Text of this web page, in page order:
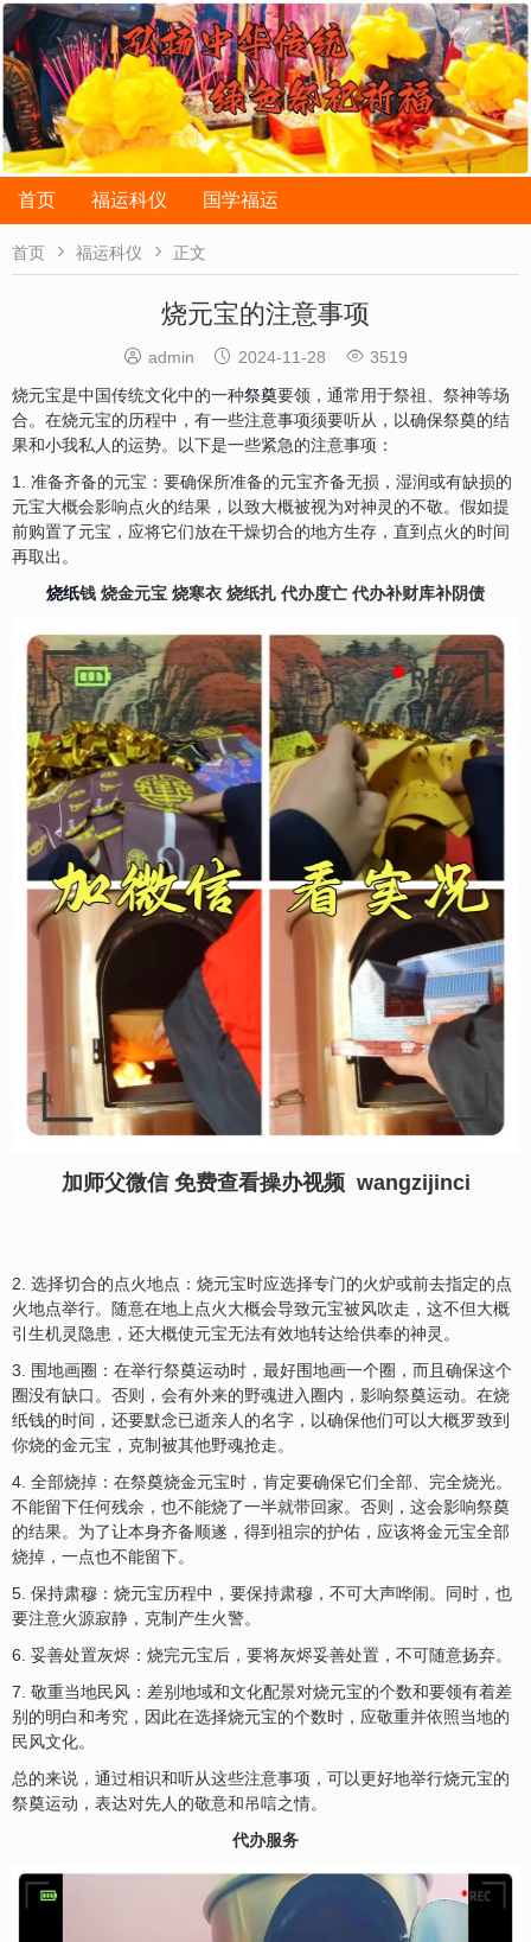
首页 福运科仪 国学福运
首页  福运科仪  正文
烧元宝的注意事项
 admin  2024-11-28  3519
烧元宝是中国传统文化中的一种祭奠要领，通常用于祭祖、祭神等场
合。在烧元宝的历程中，有一些注意事项须要听从，以确保祭奠的结
果和小我私人的运势。以下是一些紧急的注意事项：
1. 准备齐备的元宝：要确保所准备的元宝齐备无损，湿润或有缺损的
元宝大概会影响点火的结果，以致大概被视为对神灵的不敬。假如提
前购置了元宝，应将它们放在干燥切合的地方生存，直到点火的时间
再取出。
烧纸钱 烧金元宝 烧寒衣 烧纸扎 代办度亡 代办补财库补阴债
加师父微信 免费查看操办视频 wangzijinci
2. 选择切合的点火地点：烧元宝时应选择专门的火炉或前去指定的点
火地点举行。随意在地上点火大概会导致元宝被风吹走，这不但大概
引生机灵隐患，还大概使元宝无法有效地转达给供奉的神灵。
3. 围地画圈：在举行祭奠运动时，最好围地画一个圈，而且确保这个
圈没有缺口。否则，会有外来的野魂进入圈内，影响祭奠运动。在烧
纸钱的时间，还要默念已逝亲人的名字，以确保他们可以大概罗致到
你烧的金元宝，克制被其他野魂抢走。
4. 全部烧掉：在祭奠烧金元宝时，肯定要确保它们全部、完全烧光。
不能留下任何残余，也不能烧了一半就带回家。否则，这会影响祭奠
的结果。为了让本身齐备顺遂，得到祖宗的护佑，应该将金元宝全部
烧掉，一点也不能留下。
5. 保持肃穆：烧元宝历程中，要保持肃穆，不可大声哗闹。同时，也
要注意火源寂静，克制产生火警。
6. 妥善处置灰烬：烧完元宝后，要将灰烬妥善处置，不可随意扬弃。
7. 敬重当地民风：差别地域和文化配景对烧元宝的个数和要领有着差
别的明白和考究，因此在选择烧元宝的个数时，应敬重并依照当地的
民风文化。
总的来说，通过相识和听从这些注意事项，可以更好地举行烧元宝的
祭奠运动，表达对先人的敬意和吊唁之情。
代办服务